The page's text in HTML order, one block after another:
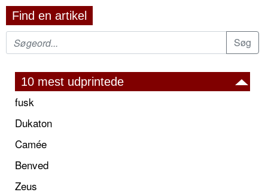
Find en artikel
10 mest udprintede
fusk
Dukaton
Camée
Benved
Zeus